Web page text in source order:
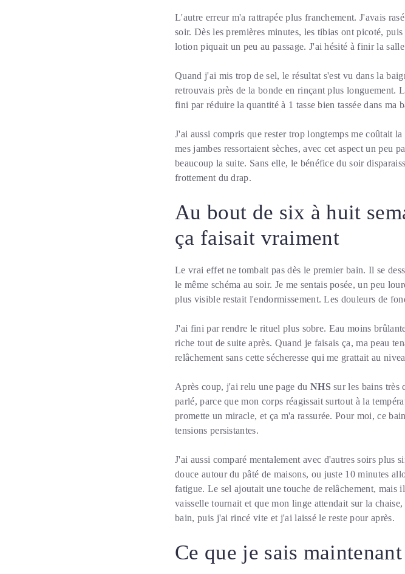
L'autre erreur m'a rattrapée plus franchement. J'avais
soir. Dès les premières minutes, les tibias ont picoté,
lotion piquait un peu au passage. J'ai hésité à finir la
Quand j'ai mis trop de sel, le résultat s'est vu dans la
retrouvais près de la bonde en rinçant plus longuement.
fini par réduire la quantité à 1 tasse bien tassée dans ma
J'ai aussi compris que rester trop longtemps me coûtait
mes jambes ressortaient sèches, avec cet aspect un peu
beaucoup la suite. Sans elle, le bénéfice du soir
frottement du drap.
Au bout de six à huit
ça faisait vraiment
Le vrai effet ne tombait pas dès le premier bain. Il se
le même schéma au soir. Je me sentais posée, un peu
plus visible restait l'endormissement. Les douleurs de
J'ai fini par rendre le rituel plus sobre. Eau moins
riche tout de suite après. Quand je faisais ça, ma peau
relâchement sans cette sécheresse qui me grattait au
Après coup, j'ai relu une page du NHSsur les bains très
parlé, parce que mon corps réagissait surtout à la
promette un miracle, et ça m'a rassurée. Pour moi, ce
tensions persistantes.
J'ai aussi comparé mentalement avec d'autres soirs plus
douce autour du pâté de maisons, ou juste 10 minutes
fatigue. Le sel ajoutait une touche de relâchement,
vaisselle tournait et que mon linge attendait sur la
bain, puis j'ai rincé vite et j'ai laissé le reste pour après.
Ce que je sais